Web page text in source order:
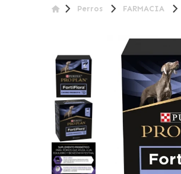
Perros FARMACIA